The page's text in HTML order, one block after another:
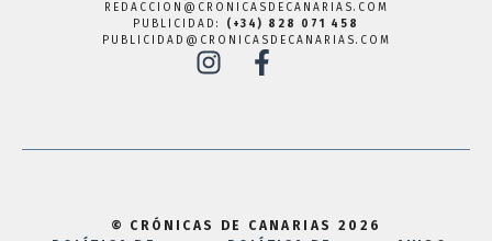
REDACCION@CRONICASDECANARIAS.COM
PUBLICIDAD: (+34) 828 071 458
PUBLICIDAD@CRONICASDECANARIAS.COM
© CRÓNICAS DE CANARIAS 2026